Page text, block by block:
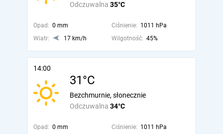
Odczuwalna 35°C
Opad: 0 mm Ciśnienie: 1011 hPa
Wiatr:
17 km/h Wilgotność: 45%
14:00
31°C
Odczuwalna 34°C
Bezchmurnie, słonecznie
Opad: 0 mm Ciśnienie: 1011 hPa